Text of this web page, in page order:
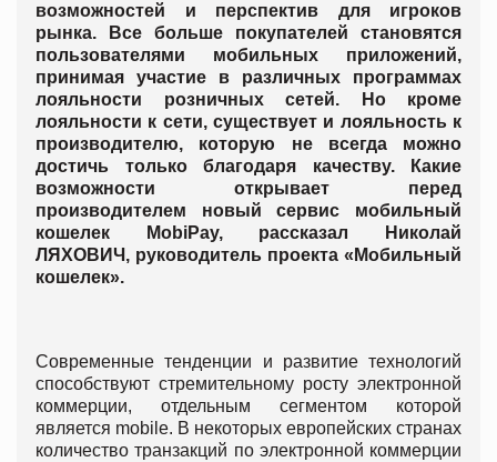
возможностей и перспектив для игроков
рынка. Все больше покупателей становятся
пользователями мобильных приложений,
принимая участие в различных программах
лояльности розничных сетей. Но кроме
лояльности к сети, существует и лояльность к
производителю, которую не всегда можно
достичь только благодаря качеству. Какие
возможности открывает перед
производителем новый сервис мобильный
кошелек MobiPay, рассказал Николай
ЛЯХОВИЧ, руководитель проекта «Мобильный
кошелек».
Современные тенденции и развитие технологий
способствуют стремительному росту электронной
коммерции, отдельным сегментом которой
является mobile. В некоторых европейских странах
количество транзакций по электронной коммерции